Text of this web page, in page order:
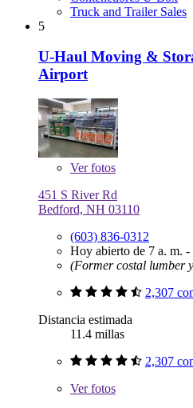
Truck and Trailer Sales
5
U-Haul Moving &
Airport
Verfotos
451 S River Rd
Bedford, NH 03110
(603) 836-0312
Hoy abierto de 7 a. m. -
(Former costal lumber
2,307
Distancia estimada
11.4 millas
2,307
Verfotos